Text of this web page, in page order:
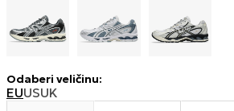
Odaberi veličinu:
EUUSUK